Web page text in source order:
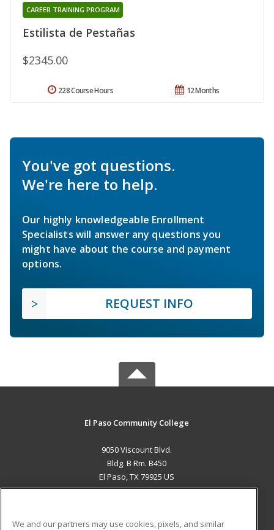
Estilista de Pestañas
CAREER TRAINING PROGRAM
$2345.00
12 Months
228 Course Hours
You've got questions.
We're here to help.
Our highly knowledgeable Enrollment
Specialists will answer any questions you
might have about the course and payment
options.
REQUEST INFO
El Paso Community College
9050 Viscount Blvd.
Bldg. B Rm. B450
El Paso, TX 79925 US
We and our partners may use cookies, pixels, and similar